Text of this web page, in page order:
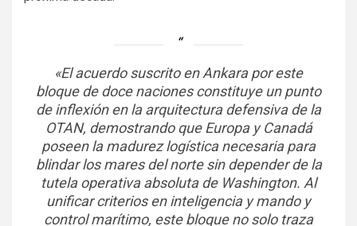
«El acuerdo suscrito en Ankara por este
bloque de doce naciones constituye un punto
de inflexión en la arquitectura defensiva de la
OTAN, demostrando que Europa y Canadá
poseen la madurez logística necesaria para
blindar los mares del norte sin depender de la
tutela operativa absoluta de Washington. Al
unificar criterios en inteligencia y mando y
control marítimo, este bloque no solo traza